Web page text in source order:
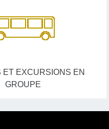
ET EXCURSIONS EN
GROUPE